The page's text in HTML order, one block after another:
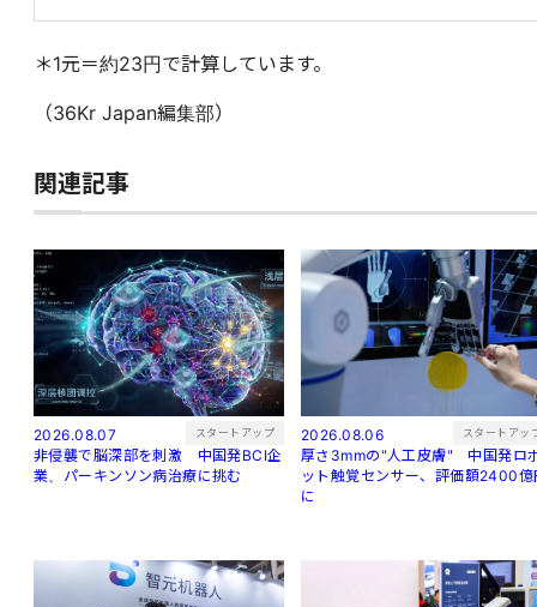
＊1元＝約23円で計算しています。
（36Kr Japan編集部）
関連記事
2026.08.07 スタートアップ
非侵襲で脳深部を刺激 中国発BCI企
業、パーキンソン病治療に挑む
2026.08.06 スタートアッ
厚さ3mmの"人工皮膚" 中国発ロ
ット触覚センサー、評価額2400億
に